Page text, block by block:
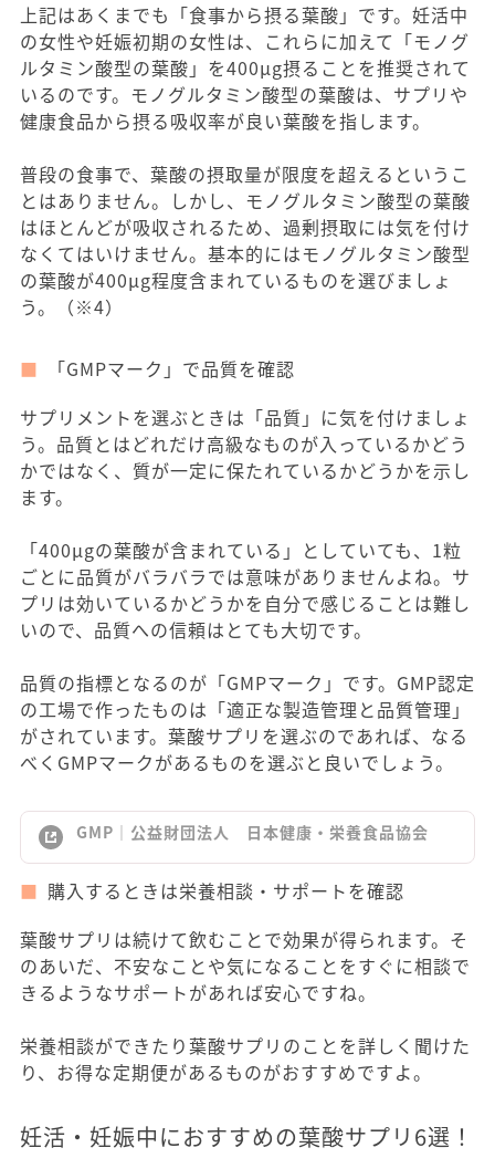
上記はあくまでも「食事から摂る葉酸」です。妊活中
の女性や妊娠初期の女性は、これらに加えて「モノグ
ルタミン酸型の葉酸」を400μg摂ることを推奨されて
いるのです。モノグルタミン酸型の葉酸は、サプリや
健康食品から摂る吸収率が良い葉酸を指します。
普段の食事で、葉酸の摂取量が限度を超えるというこ
とはありません。しかし、モノグルタミン酸型の葉酸
はほとんどが吸収されるため、過剰摂取には気を付け
なくてはいけません。基本的にはモノグルタミン酸型
の葉酸が400μg程度含まれているものを選びましょ
う。（※4）
「GMPマーク」で品質を確認
サプリメントを選ぶときは「品質」に気を付けましょ
う。品質とはどれだけ高級なものが入っているかどう
かではなく、質が一定に保たれているかどうかを示し
ます。
「400μgの葉酸が含まれている」としていても、1粒
ごとに品質がバラバラでは意味がありませんよね。サ
プリは効いているかどうかを自分で感じることは難し
いので、品質への信頼はとても大切です。
品質の指標となるのが「GMPマーク」です。GMP認定
の工場で作ったものは「適正な製造管理と品質管理」
がされています。葉酸サプリを選ぶのであれば、なる
べくGMPマークがあるものを選ぶと良いでしょう。
GMP｜公益財団法人 日本健康・栄養食品協会
購入するときは栄養相談・サポートを確認
葉酸サプリは続けて飲むことで効果が得られます。そ
のあいだ、不安なことや気になることをすぐに相談で
きるようなサポートがあれば安心ですね。
栄養相談ができたり葉酸サプリのことを詳しく聞けた
り、お得な定期便があるものがおすすめですよ。
妊活・妊娠中におすすめの葉酸サプリ6選！